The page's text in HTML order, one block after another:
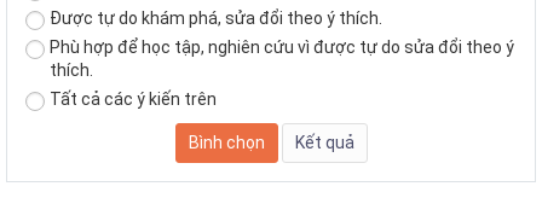
Được tự do khám phá, sửa đổi theo ý thích.
Phù hợp để học tập, nghiên cứu vì được tự do sửa đổi theo ý
thích.
Tất cả các ý kiến trên